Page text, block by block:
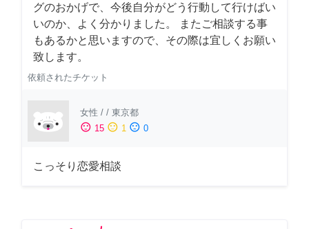
グのおかげで、今後自分がどう行動して行けばい
いのか、よく分かりました。 またご相談する事
もあるかと思いますので、その際は宜しくお願い
致します。
依頼されたチケット
女性 / / 東京都
sentiment_satisfied 15 sentiment_neutral 1 sentiment_dissatisfied 0
こっそり恋愛相談